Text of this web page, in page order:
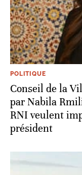
POLITIQUE
Conseil de la
par Nabila
RNI veulent
président